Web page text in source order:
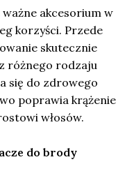
akcesorium w
korzyści. Przede
skutecznie
różnego rodzaju
się do zdrowego
poprawia krążenie
włosów.
do brody